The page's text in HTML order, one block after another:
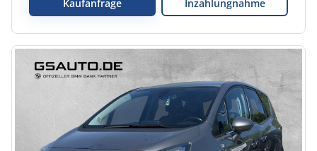
Kaufanfrage Inzahlungnahme